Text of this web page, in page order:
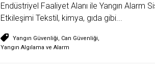
Endüstriyel Faaliyet Alanı ile Yangın Alarm
Etkileşimi Tekstil, kimya, gıda gibi...
Yangın Güvenliği, Can Güvenliği,
Yangın Algılama ve Alarm